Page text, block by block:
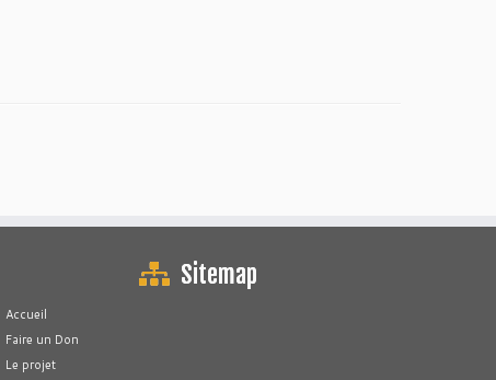
Sitemap
Accueil
Faire un Don
Le projet